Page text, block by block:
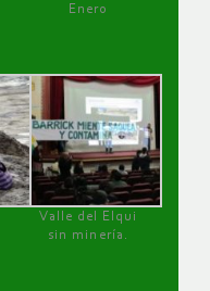
Enero
Valle del Elqui
sin minería.